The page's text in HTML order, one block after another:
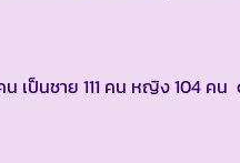
เป็นชาย 111 คน หญิง 104 คน